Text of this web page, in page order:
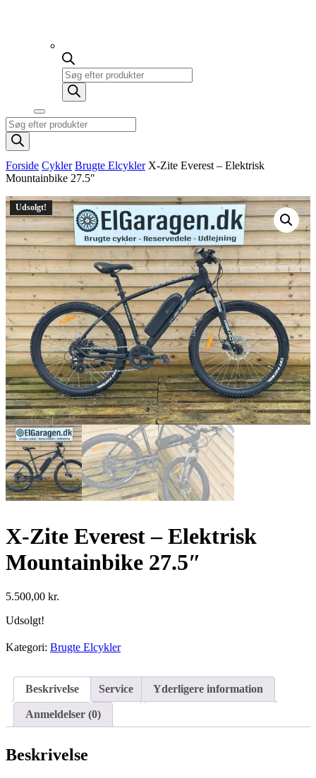
Products
search
Products
search
Forside Cykler Brugte Elcykler X-Zite Everest – Elektrisk
Mountainbike 27.5″
Udsolgt!
X-Zite Everest – Elektrisk
Mountainbike 27.5″
5.500,00 kr.
Udsolgt!
Kategori: Brugte Elcykler
Beskrivelse Service Yderligere information
Anmeldelser (0)
Beskrivelse